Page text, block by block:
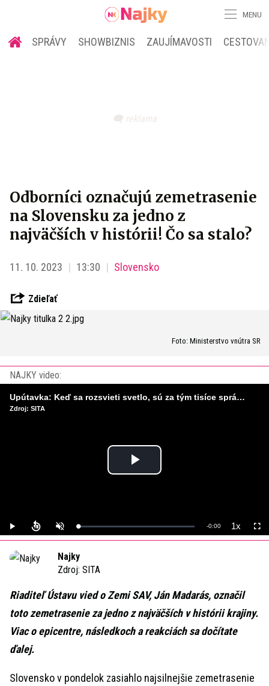
MENU
SPRÁVY SHOWBIZNIS ZAUJÍMAVOSTI
Odborníci označujú zemetrasenie
na Slovensku za jedno z
najväčších v histórii! Čo sa stalo?
11. 10. 2023 13:30 Slovensko
Zdieľať
Foto: Ministerstvo vnútra SR
NAJKY video:
Play
Play UnmuteLoaded:
0%
Remaining
-0:00 1xPlayback
Rate
Upútavka: Keď sa rozsvieti svetlo, sú za tým tisíce správnych rozhodnutí. Ako vzniká infraštruktúra, ktorú nevnímame?
Zdroj: SITA
Najky
Zdroj: SITA
Riaditeľ Ústavu vied o Zemi SAV, Ján Madarás, označil
toto zemetrasenie za jedno z najväčších v histórii krajiny.
Viac o epicentre, následkoch a reakciách sa dočítate
ďalej.
Slovensko v pondelok zasiahlo najsilnejšie zemetrasenie